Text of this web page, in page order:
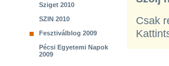
Sziget 2010
SZIN 2010
Fesztiválblog 2009
Pécsi Egyetemi Napok
2009
Csak